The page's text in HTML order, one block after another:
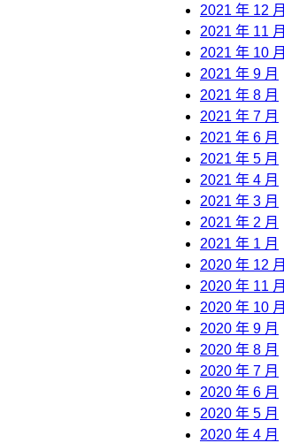
2021 年 12 月
2021 年 11 月
2021 年 10 月
2021 年 9 月
2021 年 8 月
2021 年 7 月
2021 年 6 月
2021 年 5 月
2021 年 4 月
2021 年 3 月
2021 年 2 月
2021 年 1 月
2020 年 12 月
2020 年 11 月
2020 年 10 月
2020 年 9 月
2020 年 8 月
2020 年 7 月
2020 年 6 月
2020 年 5 月
2020 年 4 月